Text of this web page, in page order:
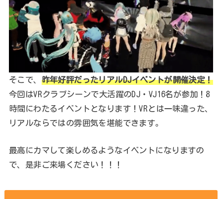
そこで、 昨年好評だったリアルDJイベントが開催決定！
今回はVRクラブシーンで大活躍のDJ・VJ16名が参加！8
時間にわたるイベントとなります！VRとは一味違った、
リアルならではの雰囲気を堪能できます。
最高にカマして楽しめるようなイベントになりますの
で、是非ご来場ください！！！